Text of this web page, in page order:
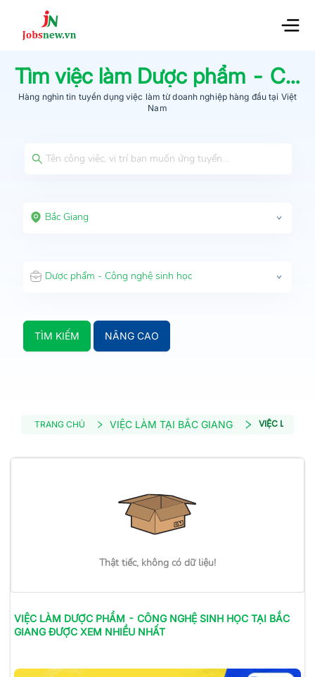
Tìm việc làm Dược phẩm - Công nghệ sinh học
Hàng nghìn tin tuyển dụng việc làm từdoanh nghiệp hàng đầu tại Việt
Nam
Bắc Giang
Dược phẩm - Công nghệ sinh học
TÌM KIẾM NÂNG CAO
TRANG CHỦ VIỆC LÀM TẠI BẮC GIANG VIỆC LÀM
Thật tiếc, không có dữ liệu!
VIỆC LÀM DƯỢC PHẨM - CÔNG NGHỆ SINH HỌC TẠI BẮC
GIANGĐƯỢC XEM NHIỀU NHẤT